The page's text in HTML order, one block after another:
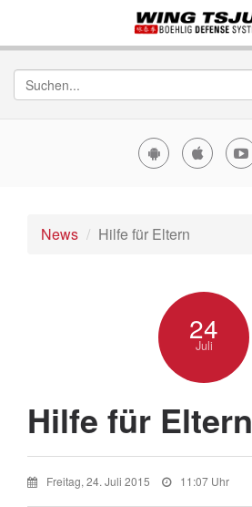
News Hilfe für Eltern
24
Juli
Hilfe für Eltern
Freitag, 24. Juli 2015 11:07 Uhr